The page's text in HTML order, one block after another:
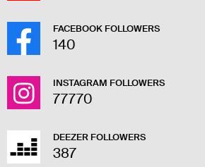
FACEBOOK FOLLOWERS
140
INSTAGRAM FOLLOWERS
77770
DEEZER FOLLOWERS
387